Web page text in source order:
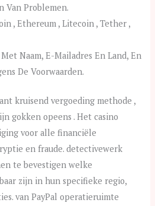
Van Problemen.
, Ethereum , Litecoin , Tether ,
Naam, E-Mailadres En Land, En
De Voorwaarden.
kruisend vergoeding methode ,
gokken opeens . Het casino
voor alle financiële
en fraude. detectivewerk
te bevestigen welke
zijn in hun specifieke regio,
van PayPal operatieruimte